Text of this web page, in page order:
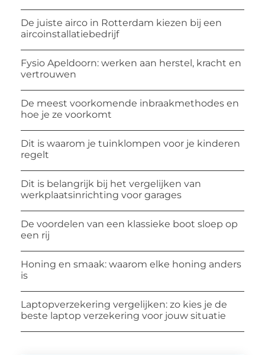
De juiste airco in Rotterdam kiezen bij een
aircoinstallatiebedrijf
Fysio Apeldoorn: werken aan herstel, kracht en
vertrouwen
De meest voorkomende inbraakmethodes en
hoe je ze voorkomt
Dit is waarom je tuinklompen voor je kinderen
regelt
Dit is belangrijk bij het vergelijken van
werkplaatsinrichting voor garages
De voordelen van een klassieke boot sloep op
een rij
Honing en smaak: waarom elke honing anders
is
Laptopverzekering vergelijken: zo kies je de
beste laptop verzekering voor jouw situatie